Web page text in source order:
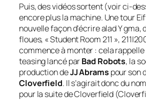
Puis, des vidéos sortent (voir ci-
encore plus la machine. Une tour
nouvelle façon d’écrire alad Y gma,
floues, « Student Room 211 »,
commence à monter : cela
teasinglancé parBad Robots, la
production deJJ Abrams pour son
Cloverfield. Il s’agirait donc du
pour la suite de Cloverfield